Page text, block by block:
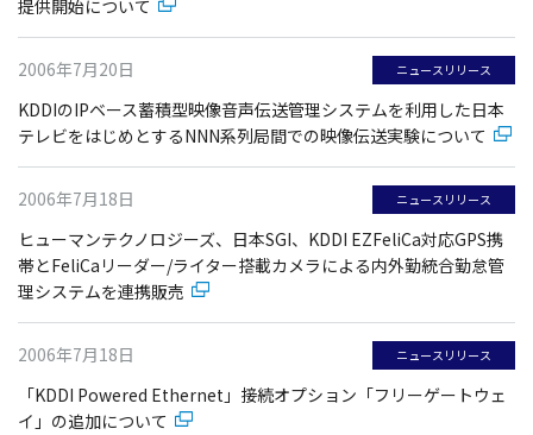
提供開始について
2006年7月20日 ニュースリリース
KDDIのIPベース蓄積型映像音声伝送管理システムを利用した日本
テレビをはじめとするNNN系列局間での映像伝送実験について
2006年7月18日 ニュースリリース
ヒューマンテクノロジーズ、日本SGI、KDDI EZFeliCa対応GPS携
帯とFeliCaリーダー/ライター搭載カメラによる内外勤統合勤怠管
理システムを連携販売
2006年7月18日 ニュースリリース
「KDDI Powered Ethernet」接続オプション「フリーゲートウェ
イ」の追加について